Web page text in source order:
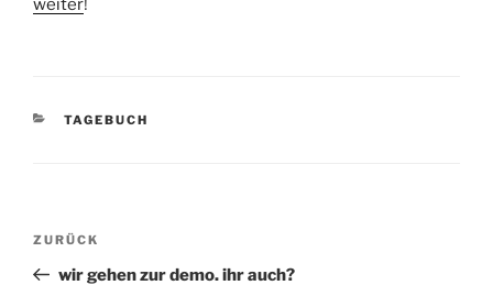
weiter!
KATEGORIEN
TAGEBUCH
Beitragsnavigation
Vorheriger
Beitrag
ZURÜCK
wir gehen zur demo. ihr auch?